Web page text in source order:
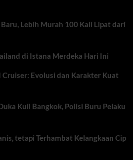
Lebih Murah 100 Kali Lipat dari
di Istana Merdeka Hari Ini
Cruiser: Evolusi dan Karakter Kuat
Kuil Bangkok, Polisi Buru Pelaku
tetapi Terhambat Kelangkaan Cip